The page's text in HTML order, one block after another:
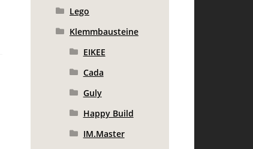
Lego
Klemmbausteine
EIKEE
Cada
Guly
Happy Build
IM.Master